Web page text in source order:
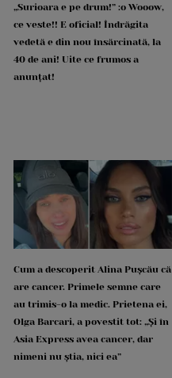
„Surioara e pe drum!” :o Wooow,
ce veste!! E oficial! Îndrăgita
vedetă e din nou însărcinată, la
40 de ani! Uite ce frumos a
anunțat!
Cum a descoperit Alina Pușcău că
are cancer. Primele semne care
au trimis-o la medic. Prietena ei,
Olga Barcari, a povestit tot: „Și în
Asia Express avea cancer, dar
nimeni nu știa, nici ea”